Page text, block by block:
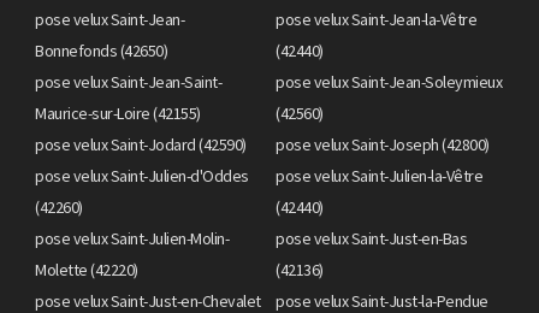
pose velux Saint-Jean-
Bonnefonds (42650)
pose velux Saint-Jean-la-Vêtre
(42440)
pose velux Saint-Jean-Saint-
Maurice-sur-Loire (42155)
pose velux Saint-Jean-Soleymieux
(42560)
pose velux Saint-Jodard (42590)
pose velux Saint-Joseph (42800)
pose velux Saint-Julien-d'Oddes
(42260)
pose velux Saint-Julien-la-Vêtre
(42440)
pose velux Saint-Julien-Molin-
Molette (42220)
pose velux Saint-Just-en-Bas
(42136)
pose velux Saint-Just-en-Chevalet
pose velux Saint-Just-la-Pendue